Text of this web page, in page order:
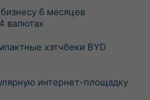
6 месяцев
валютах
хэтчбеки BYD
интернет-площадку